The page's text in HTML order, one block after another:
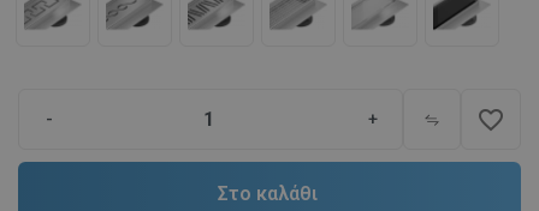
- + favorite_border
Στο καλάθι